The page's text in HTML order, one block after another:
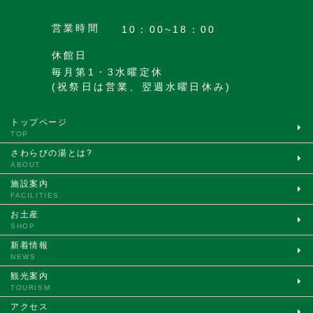
営業時間 10：00~18：00
休館日
毎月第1・3水曜定休
(祝祭日は営業、翌週水曜日休み)
トップページ
TOP
さわらびの湯とは?
ABOUT
施設案内
FACILITIES
お土産
SHOP
新着情報
NEWS
観光案内
TOURISM
アクセス